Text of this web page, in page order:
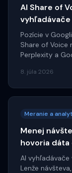
AI Share of
Pozície v
Share of Voice
Perplexity a
meranie
8. júla 2026
Meranie a
Menej
hovoria
AI
Lenže